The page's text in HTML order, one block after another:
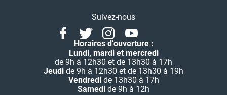
Suivez-nous
FacebookTwitterInstagramYoutube
Horaires d’ouverture :
Lundi, mardi et mercredi
de 9h à 12h30 et de 13h30 à 17h
Jeudi de 9h à 12h30 et de 13h30 à 19h
Vendredide 13h30 à 17h
Samedi de 9h à 12h